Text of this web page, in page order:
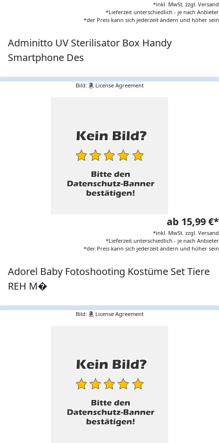
*inkl. MwSt. zzgl. Versand
*Lieferzeit unterschiedlich - je nach Anbieter
*der Preis kann sich jederzeit ändern und höher sein
Adminitto UV Sterilisator Box Handy
Smartphone Des
Bild: License Agreement
ab 15,99 €*
*inkl. MwSt. zzgl. Versand
*Lieferzeit unterschiedlich - je nach Anbieter
*der Preis kann sich jederzeit ändern und höher sein
Adorel Baby Fotoshooting Kostüme Set Tiere
REH M�
Bild: License Agreement